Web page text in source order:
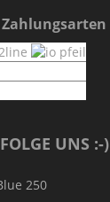
Zahlungsarten
FOLGE UNS :-)